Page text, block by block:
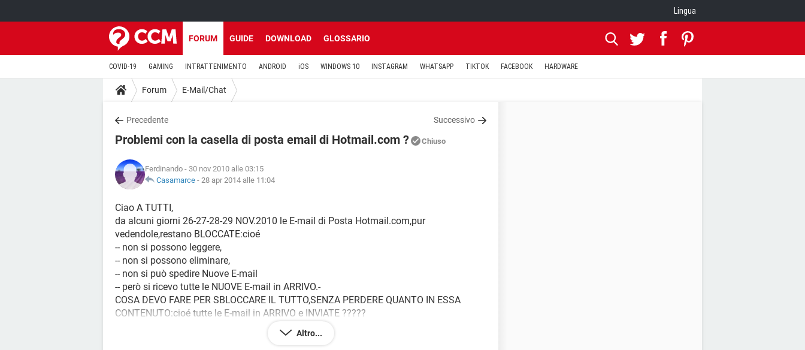
Lingua
FORUM GUIDE DOWNLOAD GLOSSARIO
COVID-19 GAMING INTRATTENIMENTO ANDROID iOS WINDOWS 10 INSTAGRAM WHATSAPP TIKTOK FACEBOOK HARDWARE
Forum E-Mail/Chat
Precedente Successivo
Problemi con la casella di posta email di Hotmail.com ? Chiuso
Ferdinando - 30 nov 2010 alle 03:15
Casamarce - 28 apr 2014 alle 11:04
Ciao A TUTTI,
da alcuni giorni 26-27-28-29 NOV.2010 le E-mail di Posta Hotmail.com,pur
vedendole,restano BLOCCATE:cioé
-- non si possono leggere,
-- non si possono eliminare,
-- non si può spedire Nuove E-mail
-- però si ricevo tutte le NUOVE E-mail in ARRIVO.-
COSA DEVO FARE PER SBLOCCARE IL TUTTO,SENZA PERDERE QUANTO IN ESSA
CONTENUTO:cioé tutte le E-mail in ARRIVO e INVIATE ?????
Altro...